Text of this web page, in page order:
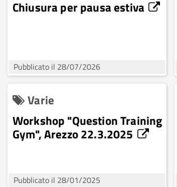
Chiusura per pausa estiva
Pubblicato il 28/07/2026
Varie
Workshop "Question Training
Gym", Arezzo 22.3.2025
Pubblicato il 28/01/2025